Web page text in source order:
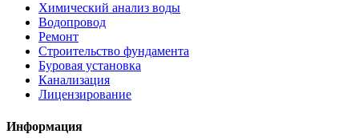
Химический анализ воды
Водопровод
Ремонт
Строительство фундамента
Буровая установка
Канализация
Лицензирование
Информация